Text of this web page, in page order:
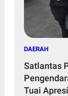
DAERAH
Satlantas
Tuai